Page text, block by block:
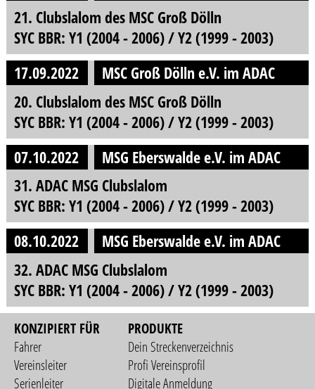
21. Clubslalom des MSC Groß Dölln
SYC BBR: Y1 (2004 - 2006) / Y2 (1999 - 2003)
17.09.2022
MSC Groß Dölln e.V. im ADAC
20. Clubslalom des MSC Groß Dölln
SYC BBR: Y1 (2004 - 2006) / Y2 (1999 - 2003)
07.10.2022
MSG Eberswalde e.V. im ADAC
31. ADAC MSG Clubslalom
SYC BBR: Y1 (2004 - 2006) / Y2 (1999 - 2003)
08.10.2022
MSG Eberswalde e.V. im ADAC
32. ADAC MSG Clubslalom
SYC BBR: Y1 (2004 - 2006) / Y2 (1999 - 2003)
KONZIPIERT FÜR
Fahrer
Vereinsleiter
Serienleiter
PRODUKTE
Dein Streckenverzeichnis
Profi Vereinsprofil
Digitale Anmeldung